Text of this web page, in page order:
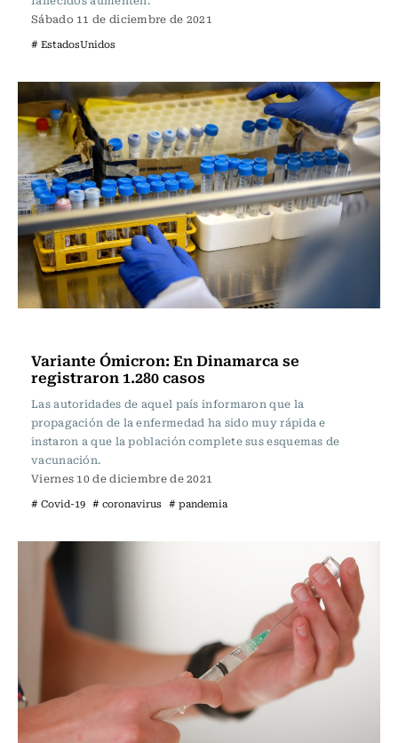
Sábado 11 de diciembre de 2021
# EstadosUnidos
Variante Ómicron: En Dinamarca se
registraron 1.280 casos
Las autoridades de aquel país informaron que la
propagación de la enfermedad ha sido muy rápida e
instaron a que la población complete sus esquemas de
vacunación.
Viernes 10 de diciembre de 2021
# Covid-19 # coronavirus # pandemia